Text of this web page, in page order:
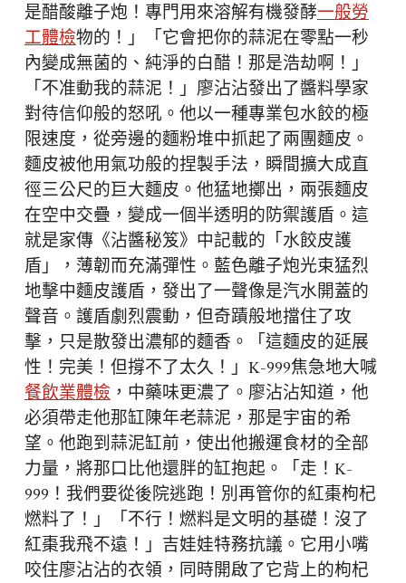
是醋酸離子炮！專門用來溶解有機發酵一般勞
工體檢物的！」「它會把你的蒜泥在零點一秒
內變成無菌的、純淨的白醋！那是浩劫啊！」
「不准動我的蒜泥！」廖沾沾發出了醬料學家
對待信仰般的怒吼。他以一種專業包水餃的極
限速度，從旁邊的麵粉堆中抓起了兩團麵皮。
麵皮被他用氣功般的捏製手法，瞬間擴大成直
徑三公尺的巨大麵皮。他猛地擲出，兩張麵皮
在空中交疊，變成一個半透明的防禦護盾。這
就是家傳《沾醬秘笈》中記載的「水餃皮護
盾」，薄韌而充滿彈性。藍色離子炮光束猛烈
地擊中麵皮護盾，發出了一聲像是汽水開蓋的
聲音。護盾劇烈震動，但奇蹟般地擋住了攻
擊，只是散發出濃郁的麵香。「這麵皮的延展
性！完美！但撐不了太久！」K-999焦急地大喊
餐飲業體檢 ，中藥味更濃了。廖沾沾知道，他
必須帶走他那缸陳年老蒜泥，那是宇宙的希
望。他跑到蒜泥缸前，使出他搬運食材的全部
力量，將那口比他還胖的缸抱起。「走！K-
999！我們要從後院逃跑！別再管你的紅棗枸杞
燃料了！」「不行！燃料是文明的基礎！沒了
紅棗我飛不遠！」吉娃娃特務抗議。它用小嘴
咬住廖沾沾的衣領，同時開啟了它背上的枸杞